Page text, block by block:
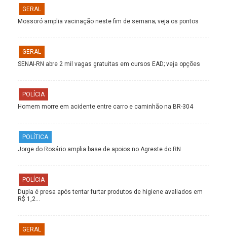
GERAL
Mossoró amplia vacinação neste fim de semana; veja os pontos
GERAL
SENAI-RN abre 2 mil vagas gratuitas em cursos EAD; veja opções
POLÍCIA
Homem morre em acidente entre carro e caminhão na BR-304
POLÍTICA
Jorge do Rosário amplia base de apoios no Agreste do RN
POLÍCIA
Dupla é presa após tentar furtar produtos de higiene avaliados em
R$ 1,2…
GERAL